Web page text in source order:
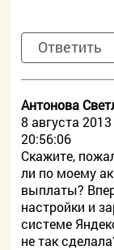
Ответить
Антонова
8 августа 2013
20:56:06
Скажите,
ли по моему
выплаты?
настройки и
системе
не так